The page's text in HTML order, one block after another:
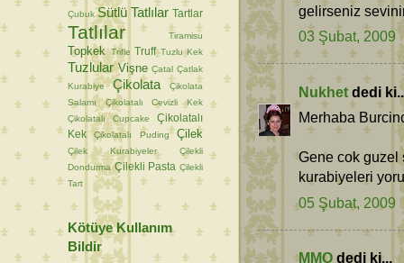
gelirseniz
03 Şubat, 2009
Nukhet dedi
Merhaba
Gene cok guzel
kurabiyeleri
05 Şubat, 2009
MMO dedi ki...
Çubuk Sütlü Tatlılar Tartlar
Tatlılar Tiramisu
Topkek Trifle Truff Tuzlu Kek
Tuzlular Vişne Çatal Çatlak
Kurabiye
Çikolata
Çikolata
Salamı
Çikolatalı Cevizli Kek
Çikolatalı Cupcake
Çikolatalı
Kek
Çikolatalı Puding Çilek
Çilek Kurabiyeler
Çilekli
Dondurma Çilekli Pasta Çilekli
Tart
Kötüye Kullanım
Bildir